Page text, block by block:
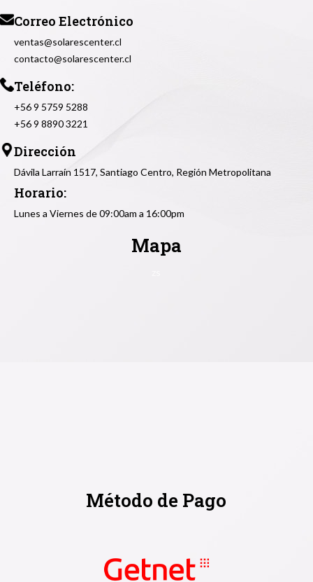
Correo Electrónico
ventas@solarescenter.cl
contacto@solarescenter.cl
Teléfono:
+56 9 5759 5288
+56 9 8890 3221
Dirección
Dávila Larraín 1517, Santiago Centro, Región Metropolitana
Horario:
Lunes a Viernes de 09:00am a 16:00pm
Mapa
Método de Pago